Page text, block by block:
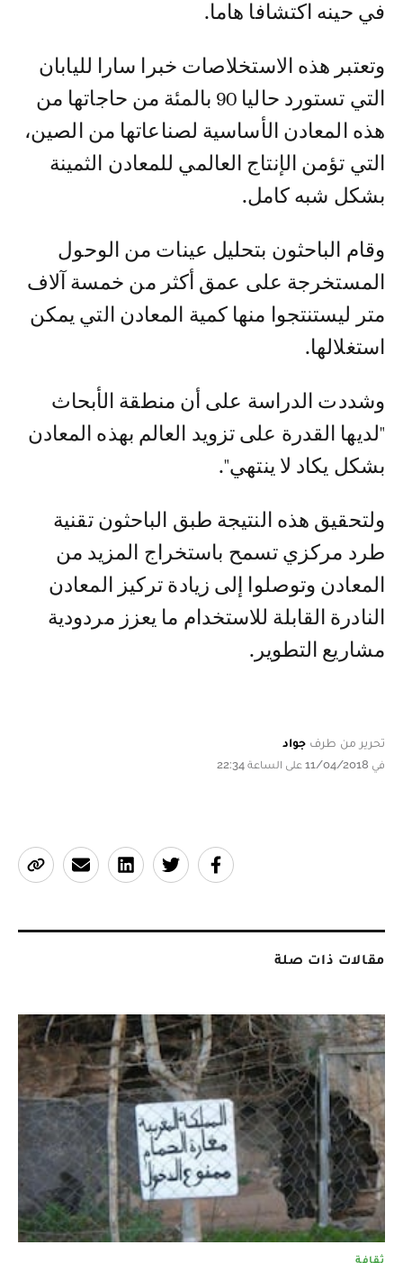
في حينه اكتشافا هاما.
وتعتبر هذه الاستخلاصات خبرا سارا لليابان
التي تستورد حاليا 90 بالمئة من حاجاتها من
هذه المعادن الأساسية لصناعاتها من الصين،
التي تؤمن الإنتاج العالمي للمعادن الثمينة
بشكل شبه كامل.
وقام الباحثون بتحليل عينات من الوحول
المستخرجة على عمق أكثر من خمسة آلاف
متر ليستنتجوا منها كمية المعادن التي يمكن
استغلالها.
وشددت الدراسة على أن منطقة الأبحاث
"لديها القدرة على تزويد العالم بهذه المعادن
بشكل يكاد لا ينتهي".
ولتحقيق هذه النتيجة طبق الباحثون تقنية
طرد مركزي تسمح باستخراج المزيد من
المعادن وتوصلوا إلى زيادة تركيز المعادن
النادرة القابلة للاستخدام ما يعزز مردودية
مشاريع التطوير.
تحرير من طرف جواد
في 11/04/2018 على الساعة 22:34
مقالات ذات صلة
ثقافة